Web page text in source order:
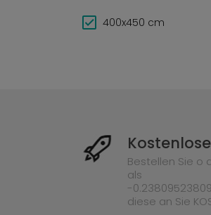
400x450 cm
Bestellen Sie o
als
-
diese an Sie